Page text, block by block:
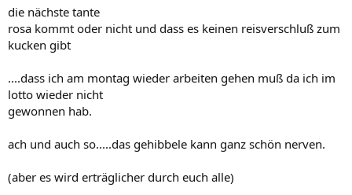
die nächste tante
rosa kommt oder nicht und dass es keinen reisverschluß zum
kucken gibt
....dass ich am montag wieder arbeiten gehen muß da ich im
lotto wieder nicht
gewonnen hab.
ach und auch so.....das gehibbele kann ganz schön nerven.
(aber es wird erträglicher durch euch alle)